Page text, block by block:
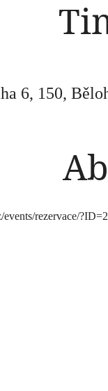
6, 150,
rezervace/